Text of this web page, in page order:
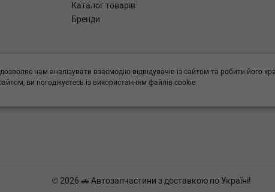
Каталог товарів
Бренди
в підборі,
© 2026 🚗 Автозапчастини з доставкою по Україні!
нам аналізувати взаємодію відвідувачів із сайтом та робити його
ви погоджуєтесь із використанням файлів cookie.